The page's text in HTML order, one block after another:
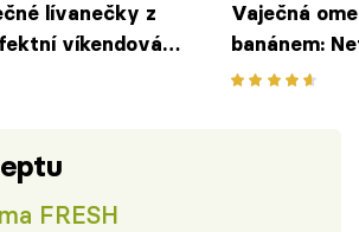
lívanečky z
víkendová
skořicí
Vaječná
banánem:
která
FRESH